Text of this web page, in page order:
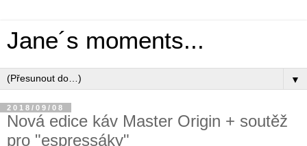
Jane´s moments...
▼
2018/09/08
Nová edice káv Master Origin + soutěž
pro "espressáky"